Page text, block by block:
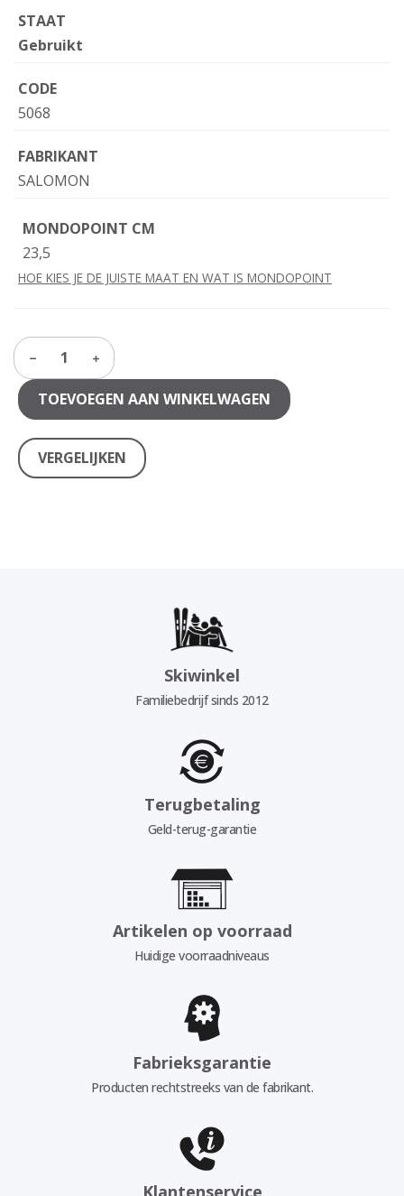
STAAT
Gebruikt
CODE
5068
FABRIKANT
SALOMON
MONDOPOINT CM
23,5
HOE KIES JE DE JUISTE MAAT EN WAT IS MONDOPOINT
1
TOEVOEGEN AAN WINKELWAGEN
VERGELIJKEN
Skiwinkel
Familiebedrijf sinds 2012
Terugbetaling
Geld-terug-garantie
Artikelen op voorraad
Huidige voorraadniveaus
Fabrieksgarantie
Producten rechtstreeks van de fabrikant.